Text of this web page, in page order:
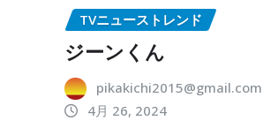
TVニューストレンド
ジーンくん
pikakichi2015@gmail.com
4月 26, 2024